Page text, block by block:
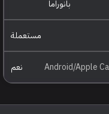
بانوراما
مستعملة
نعم